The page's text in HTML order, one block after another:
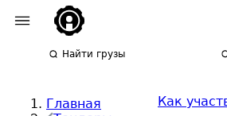
Найти грузы
Главная
Как